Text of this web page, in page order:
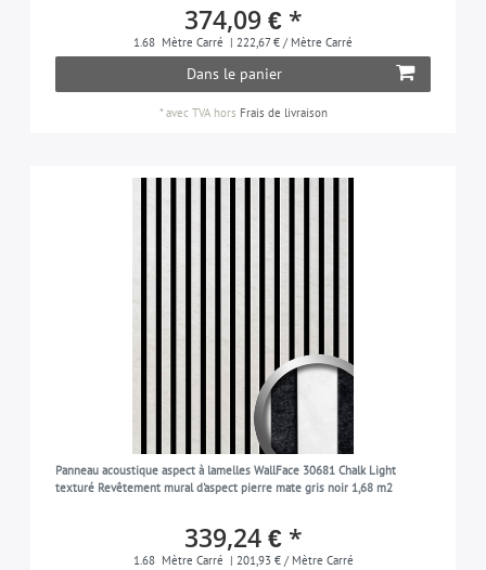
374,09 € *
1.68 Mètre Carré | 222,67 € / Mètre Carré
Dans le panier
*avec TVAhors Frais de livraison
Panneau acoustique aspect à lamelles WallFace 30681 Chalk Light
texturé Revêtement mural d'aspect pierre mate gris noir 1,68 m2
339,24 € *
1.68 Mètre Carré | 201,93 € / Mètre Carré